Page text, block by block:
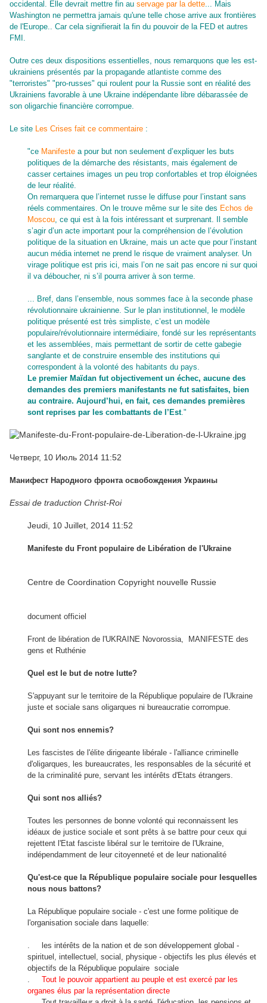
occidental. Elle devrait mettre fin au servage par la dette... Mais
Washington ne permettra jamais qu'une telle chose arrive aux frontières
de l'Europe.. Car cela signifierait la fin du pouvoir de la FED et autres
FMI.
Outre ces deux dispositions essentielles, nous remarquons que les est-
ukrainiens présentés par la propagande atlantiste comme des
"terroristes" "pro-russes" qui roulent pour la Russie sont en réalité des
Ukrainiens favorable à une Ukraine indépendante libre débarassée de
son oligarchie financière corrompue.
Le site Les Crises fait ce commentaire :
"ce Manifeste a pour but non seulement d’expliquer les buts
politiques de la démarche des résistants, mais également de
casser certaines images un peu trop confortables et trop éloignées
de leur réalité.
On remarquera que l’internet russe le diffuse pour l’instant sans
réels commentaires. On le trouve même sur le site des Echos de
Moscou, ce qui est à la fois intéressant et surprenant. Il semble
s’agir d’un acte important pour la compréhension de l’évolution
politique de la situation en Ukraine, mais un acte que pour l’instant
aucun média internet ne prend le risque de vraiment analyser. Un
virage politique est pris ici, mais l’on ne sait pas encore ni sur quoi
il va déboucher, ni s’il pourra arriver à son terme.
... Bref, dans l’ensemble, nous sommes face à la seconde phase
révolutionnaire ukrainienne. Sur le plan institutionnel, le modèle
politique présenté est très simpliste, c’est un modèle
populaire/révolutionnaire intermédiaire, fondé sur les représentants
et les assemblées, mais permettant de sortir de cette gabegie
sanglante et de construire ensemble des institutions qui
correspondent à la volonté des habitants du pays.
Le premier Maïdan fut objectivement un échec, aucune des
demandes des premiers manifestants ne fut satisfaites, bien
au contraire. Aujourd’hui, en fait, ces demandes premières
sont reprises par les combattants de l’Est."
Четверг, 10 Июль 2014 11:52
Манифест Народного фронта освобождения Украины
Essai de traduction Christ-Roi
Jeudi 10 Juillet 2014 11:52
Manifeste du Front populaire de Libération de l'Ukraine
Centre de Coordination Copyright nouvelle Russie
document officiel
Front de libération de l'UKRAINE Novorossia, MANIFESTE des
gens et Ruthénie
Quel est le but de notre lutte?
S'appuyant sur le territoire de la République populaire de l'Ukraine
juste et sociale sans oligarques ni bureaucratie corrompue.
Qui sont nos ennemis?
Les fascistes de l'élite dirigeante libérale - l'alliance criminelle
d'oligarques, les bureaucrates, les responsables de la sécurité et
de la criminalité pure, servant les intérêts d'Etats étrangers.
Qui sont nos alliés?
Toutes les personnes de bonne volonté qui reconnaissent les
idéaux de justice sociale et sont prêts à se battre pour ceux qui
rejettent l'Etat fasciste libéral sur le territoire de l'Ukraine,
indépendamment de leur citoyenneté et de leur nationalité
Qu'est-ce que la République populaire sociale pour lesquelles
nous nous battons?
La République populaire sociale - c'est une forme politique de
l'organisation sociale dans laquelle:
. les intérêts de la nation et de son développement global -
spirituel , intellectuel, social , physique - objectifs les plus élevés et
objectifs de la République populaire sociale
. Tout le pouvoir appartient au peuple et est exercé par les
organes élus par la représentation directe